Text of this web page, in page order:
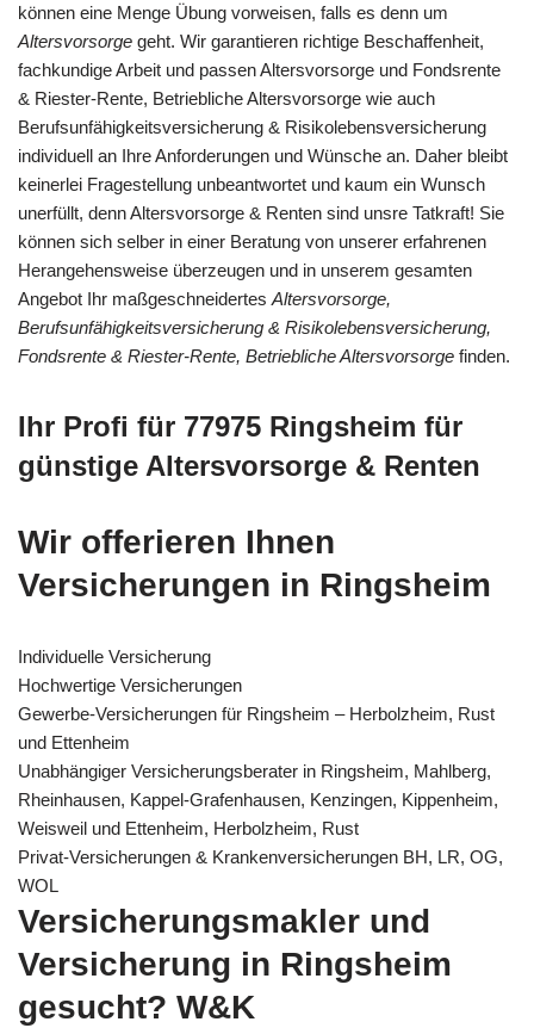
können eine Menge Übung vorweisen, falls es denn um
Altersvorsorge geht. Wir garantieren richtige Beschaffenheit,
fachkundige Arbeit und passen Altersvorsorge und Fondsrente
& Riester-Rente, Betriebliche Altersvorsorge wie auch
Berufsunfähigkeitsversicherung & Risikolebensversicherung
individuell an Ihre Anforderungen und Wünsche an. Daher bleibt
keinerlei Fragestellung unbeantwortet und kaum ein Wunsch
unerfüllt, denn Altersvorsorge & Renten sind unsre Tatkraft! Sie
können sich selber in einer Beratung von unserer erfahrenen
Herangehensweise überzeugen und in unserem gesamten
Angebot Ihr maßgeschneidertes Altersvorsorge,
Berufsunfähigkeitsversicherung & Risikolebensversicherung,
Fondsrente & Riester-Rente, Betriebliche Altersvorsorge finden.
Ihr Profi für 77975 Ringsheim für
günstige Altersvorsorge & Renten
Wir offerieren Ihnen
Versicherungen in Ringsheim
Individuelle Versicherung
Hochwertige Versicherungen
Gewerbe-Versicherungen für Ringsheim – Herbolzheim, Rust
und Ettenheim
Unabhängiger Versicherungsberater in Ringsheim, Mahlberg,
Rheinhausen, Kappel-Grafenhausen, Kenzingen, Kippenheim,
Weisweil und Ettenheim, Herbolzheim, Rust
Privat-Versicherungen & Krankenversicherungen BH, LR, OG,
WOL
Versicherungsmakler und
Versicherung in Ringsheim
gesucht? W&K